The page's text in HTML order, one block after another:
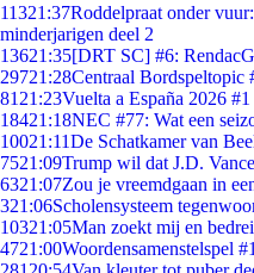
11321:37Roddelpraat onder
minderjarigen deel 2
13621:35[DRT SC] #6:
29721:28Centraal Bordspeltopic
81 21:23Vuelta a España 2026 #1
18421:18NEC #77: Wat een
10021:11De Schatkamer van
7521:09Trump wil dat J.D.
6321:07Zou je vreemdgaan in
321:06Scholensysteem
10321:05Man zoekt mij en
4721:00Woordensamenstelspel